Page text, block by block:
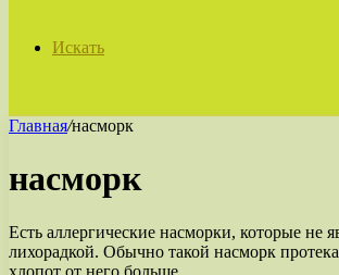
Искать
Главная/насморк
насморк
Есть аллергические насморки, которые не
лихорадкой. Обычно такой насморк
хлопот от него больше.